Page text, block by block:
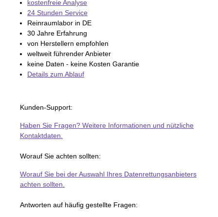
kostenfreie Analyse
24 Stunden Service
Reinraumlabor in DE
30 Jahre Erfahrung
von Herstellern empfohlen
weltweit führender Anbieter
keine Daten - keine Kosten Garantie
Details zum Ablauf
Kunden-Support:
Haben Sie Fragen? Weitere Informationen und nützliche
Kontaktdaten.
Worauf Sie achten sollten:
Worauf Sie bei der Auswahl Ihres Datenrettungsanbieters
achten sollten.
Antworten auf häufig gestellte Fragen: